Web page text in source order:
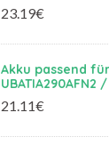
23.19€
Akku passend
UBATIA290AFN2
21.11€